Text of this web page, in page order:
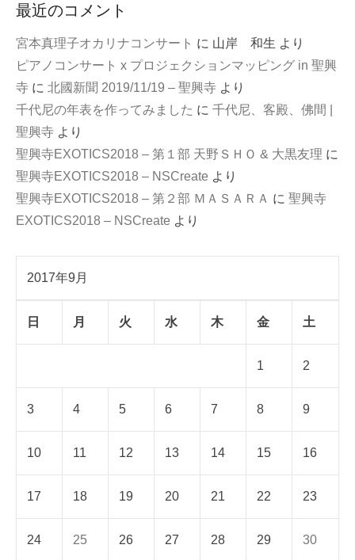
最近のコメント
宮本真理子オカリナコンサート に 山岸 和生 より
ピアノコンサート x プロジェクションマッピング in 聖興
寺 に 北國新聞 2019/11/19 – 聖興寺 より
千代尼の年表を作ってみました に 千代尼、客殿、佛間 |
聖興寺 より
聖興寺EXOTICS2018 – 第１部 天野ＳＨＯ & 大黒友理 に
聖興寺EXOTICS2018 – NSCreate より
聖興寺EXOTICS2018 – 第２部 ＭＡＳＡＲＡ に 聖興寺
EXOTICS2018 – NSCreate より
2017年9月
日 月 火 水 木 金 土
1 2
3 4 5 6 7 8 9
10 11 12 13 14 15 16
17 18 19 20 21 22 23
24 25 26 27 28 29 30